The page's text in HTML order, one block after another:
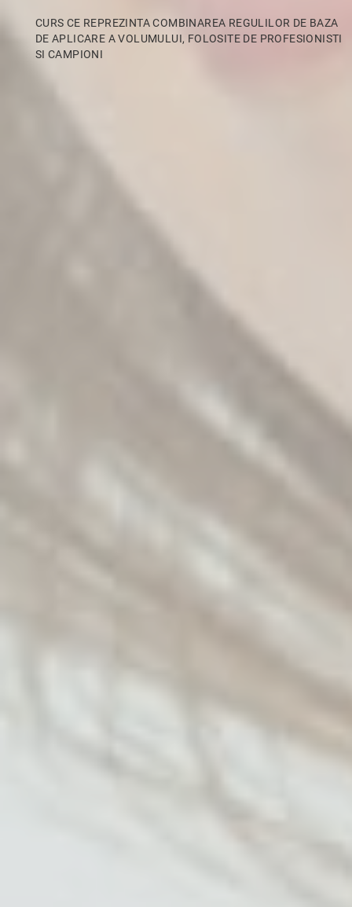
CURS CE REPREZINTA COMBINAREA REGULILOR DE BAZA
DE APLICARE A VOLUMULUI, FOLOSITE DE PROFESIONISTI
SI CAMPIONI